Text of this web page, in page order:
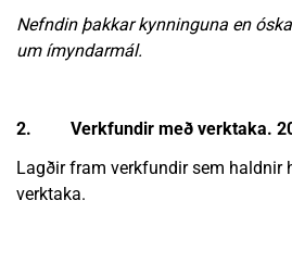
Nefndin þakkar kynninguna en
um ímyndarmál.
2. Verkfundir með verktaka.
Lagðir fram verkfundir sem haldnir
verktaka.